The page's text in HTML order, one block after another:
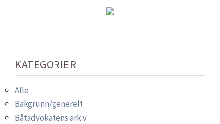
KATEGORIER
Alle
Bakgrunn/generelt
Båtadvokatens arkiv